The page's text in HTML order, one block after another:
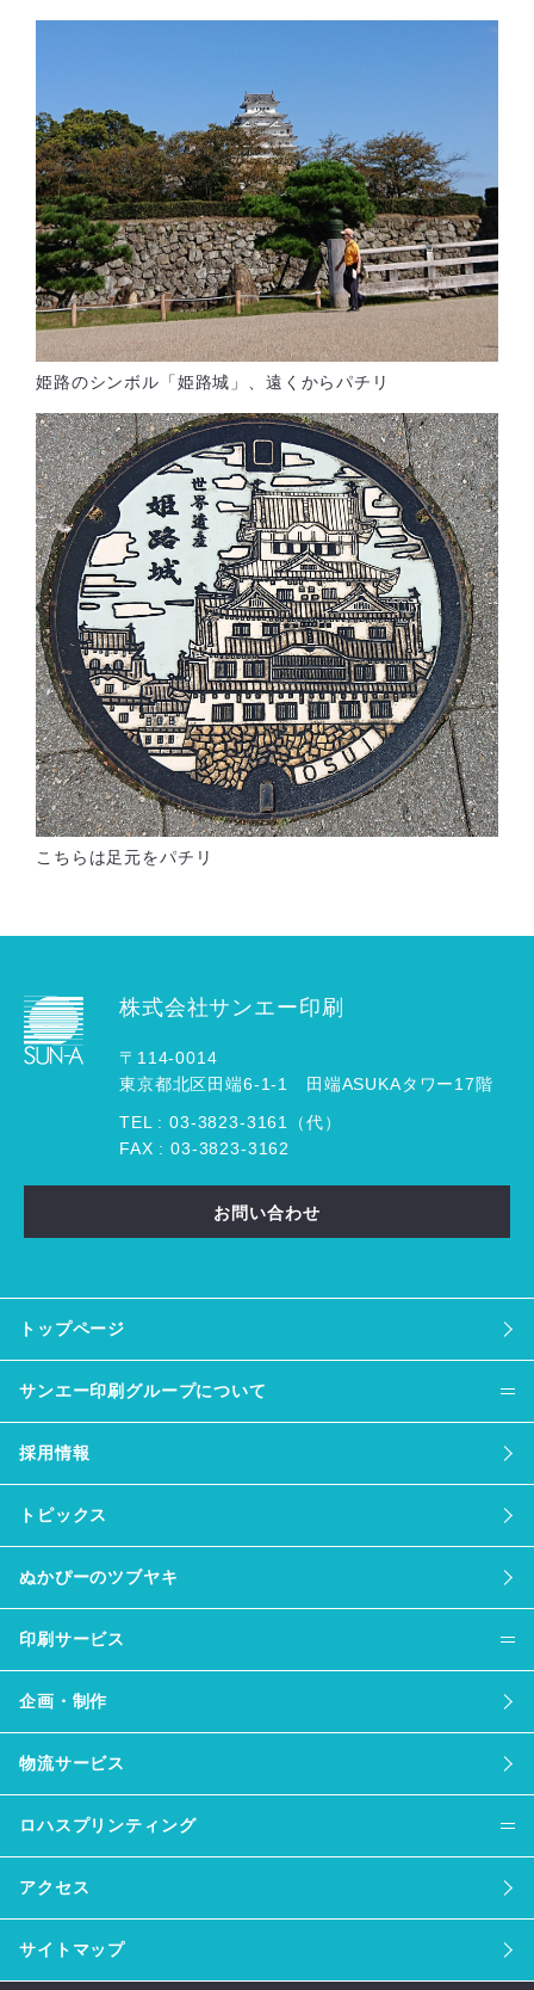
姫路のシンボル「姫路城」、遠くからパチリ
こちらは足元をパチリ
株式会社サンエー印刷
〒114-0014
東京都北区田端6-1-1 田端ASUKAタワー17階
TEL :03-3823-3161（代）
FAX : 03-3823-3162
お問い合わせ
トップページ
サンエー印刷グループについて
採用情報
トピックス
ぬかぴーのツブヤキ
印刷サービス
企画・制作
物流サービス
ロハスプリンティング
アクセス
サイトマップ